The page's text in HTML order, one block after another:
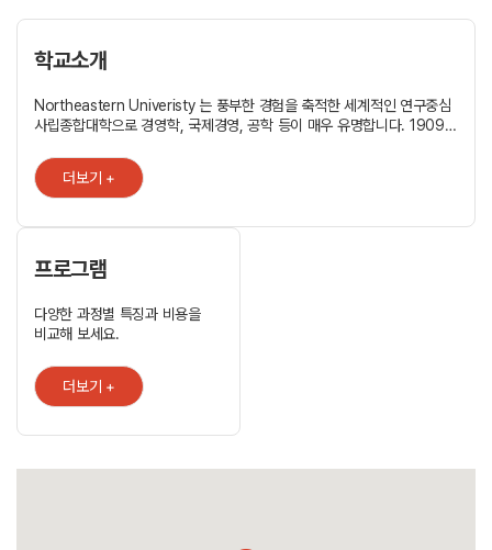
학교소개
Northeastern Univeristy 는 풍부한 경험을 축적한 세계적인 연구중심
사립종합대학으로 경영학, 국제경영, 공학 등이 매우 유명합니다. 1909년
program 을 도입한 대학으로 학업 기간동안 실무경험을 쌓아 졸업 후
바로 취업을 할 수 있도록 합니다. [Boston Campus] 보스턴은
50여개가 넘는 대학, ?35만명 이상의 학생들이 공부하는 대표적인
대학도시로 노스이스턴 대학의 보스턴 캠퍼스는 그 중심에 가장 큰
캠퍼스는 산학 연계 석사 과정을 제공하며 다운타운의 아마존닷컴 본사
건물 건너편 시스템드 바이오로지 연구소와 같은 건물에 위치합니다.
스타벅스, 보잉, 아마존, 익스피디아, 마이크로소프트 등 첨단산업을
리드하는 기업들이 있어 다양한 인틴십, 취업의 기회가 있습니다. ? -
미국 내 종합대학순위 39위 (U.S. News Education Rankings 2017)
- 국제경영 10위, 경영학 63위, 공학 53위 ((US News and World
Report 2017) - College of Engineering : 정부 후원의 12개 리서치
센터가 있으며 하버드, MIT, NASA 와 리서치 진행 - 재학생의 94%가
전세계 3,000 여개 기업 연계, 11,000 개 이상의 인턴십 배치 - 가장
더보기 +
프로그램
다양한 과정별 특징과 비용을
비교해 보세요.
더보기 +